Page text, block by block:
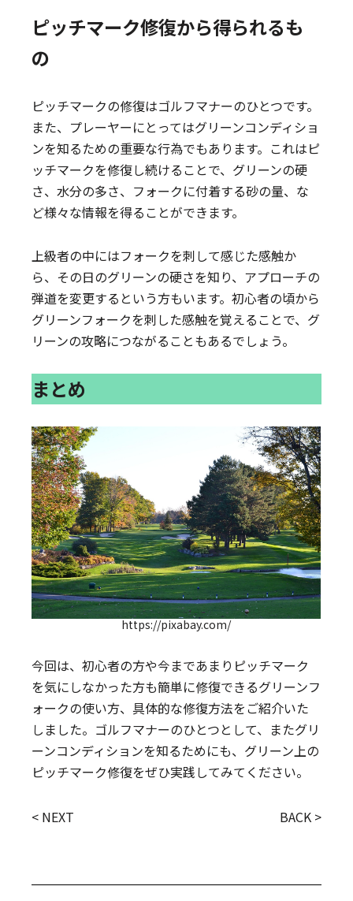
ピッチマーク修復から得られるも
の
ピッチマークの修復はゴルフマナーのひとつです。
また、プレーヤーにとってはグリーンコンディショ
ンを知るための重要な行為でもあります。これはピ
ッチマークを修復し続けることで、グリーンの硬
さ、水分の多さ、フォークに付着する砂の量、な
ど様々な情報を得ることができます。
上級者の中にはフォークを刺して感じた感触か
ら、その日のグリーンの硬さを知り、アプローチの
弾道を変更するという方もいます。初心者の頃から
グリーンフォークを刺した感触を覚えることで、グ
リーンの攻略につながることもあるでしょう。
まとめ
https://pixabay.com/
今回は、初心者の方や今まであまりピッチマーク
を気にしなかった方も簡単に修復できるグリーンフ
ォークの使い方、具体的な修復方法をご紹介いた
しました。ゴルフマナーのひとつとして、またグリ
ーンコンディションを知るためにも、グリーン上の
ピッチマーク修復をぜひ実践してみてください。
< NEXT BACK >